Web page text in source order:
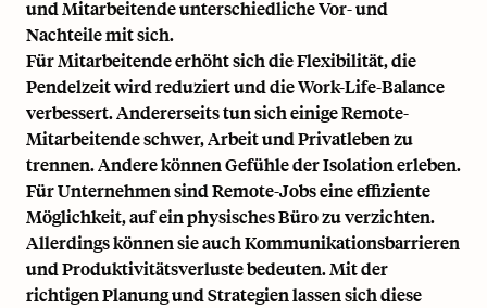
und Mitarbeitende unterschiedliche Vor- und
Nachteile mit sich.
Für Mitarbeitende erhöht sich die Flexibilität, die
Pendelzeit wird reduziert und die Work-Life-Balance
verbessert. Andererseits tun sich einige Remote-
Mitarbeitende schwer, Arbeit und Privatleben zu
trennen. Andere können Gefühle der Isolation erleben.
Für Unternehmen sind Remote-Jobs eine effiziente
Möglichkeit, auf ein physisches Büro zu verzichten.
Allerdings können sie auch Kommunikationsbarrieren
und Produktivitätsverluste bedeuten. Mit der
richtigen Planung und Strategien lassen sich diese